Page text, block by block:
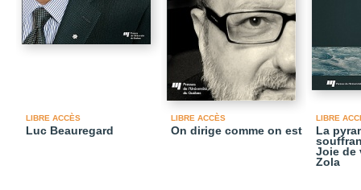
LIBRE ACCÈS
Luc Beauregard
LIBRE ACCÈS
On dirige comme on est
LIBRE
La
Joie de
Zola